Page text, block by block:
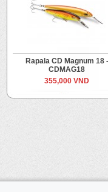
Rapala CD Magnum 18 -
CDMAG18
355,000 VND